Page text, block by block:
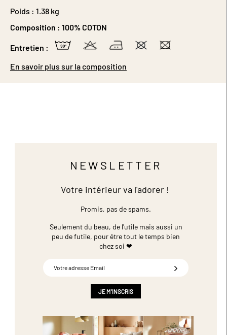
Poids : 1.38 kg
Composition : 100% COTON
Entretien :
En savoir plus sur la composition
NEWSLETTER
Votre intérieur va l'adorer !
Promis, pas de spams.
Seulement du beau, de l'utile mais aussi un
peu de futile, pour être tout le temps bien
chez soi ❤
JE M'INSCRIS